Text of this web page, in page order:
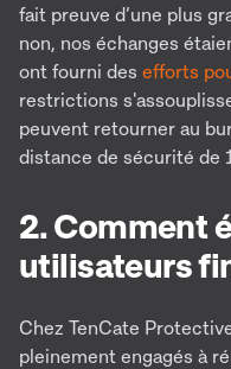
fait preuve d’une plus
non, nos échanges
ont fourni des efforts
restrictions
peuvent retourner au
distance de sécurité de
2. Comment
utilisateurs
Chez TenCate
pleinement engagés à